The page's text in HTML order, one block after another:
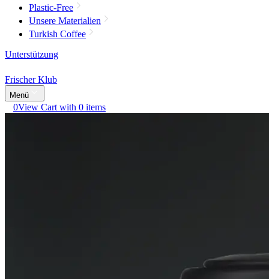
Plastic-Free
Unsere Materialien
Turkish Coffee
Unterstützung
Frischer Klub
Menü
0View Cart with 0 items